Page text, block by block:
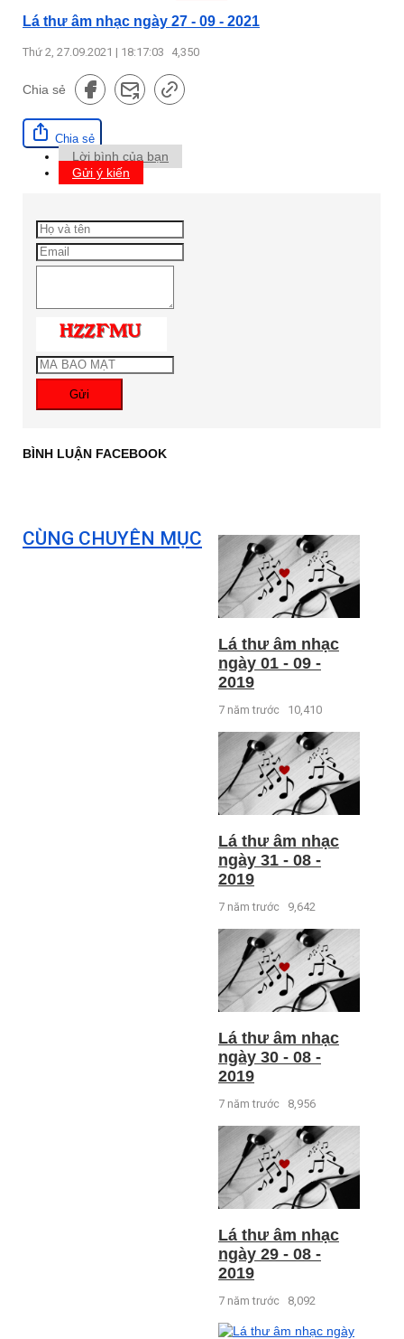
Lá thư âm nhạc ngày 27 - 09 - 2021
Thứ 2, 27.09.2021 | 18:17:03 4,350
Chia sẻ
Chia sẻ
Lời bình của bạn
Gửi ý kiến
Gửi
BÌNH LUẬN FACEBOOK
CÙNG CHUYÊN MỤC
Lá thư âm nhạc
ngày 01 - 09 -
2019
7 năm trước 10,410
Lá thư âm nhạc
ngày 31 - 08 -
2019
7 năm trước 9,642
Lá thư âm nhạc
ngày 30 - 08 -
2019
7 năm trước 8,956
Lá thư âm nhạc
ngày 29 - 08 -
2019
7 năm trước 8,092